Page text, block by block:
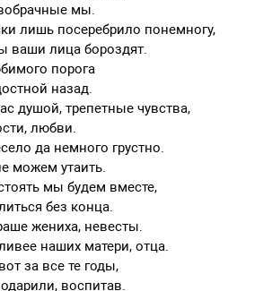
мы.
лишь посеребрило понемногу,
ваши лица бороздят.
порога
назад.
душой, трепетные чувства,
любви.
да немного грустно.
можем утаить.
мы будем вместе,
без конца.
жениха, невесты.
наших матери, отца.
за все те годы,
воспитав.